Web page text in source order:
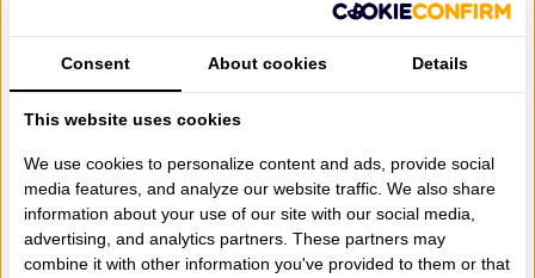
€69,90
KATOEN, VANAF
€69,90
NIEUW NIEUW
Consent About cookies Details
This website uses cookies
We use cookies to personalize content and ads, provide social
media features, and analyze our website traffic. We also share
information about your use of our site with our social media,
advertising, and analytics partners. These partners may
combine it with other information you've provided to them or that